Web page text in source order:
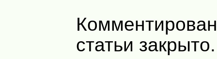
статьи закрыто.